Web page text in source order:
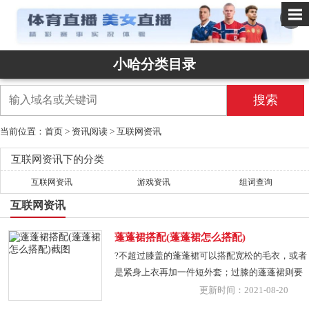
✕
小哈分类目录
搜索
当前位置： 首页 > 资讯阅读 > 互联网资讯
互联网资讯下的分类
互联网资讯 游戏资讯 组词查询
互联网资讯
蓬蓬裙搭配(蓬蓬裙怎么搭配)
?不超过膝盖的蓬蓬裙可以搭配宽松的毛衣，或者
是紧身上衣再加一件短外套；过膝的蓬蓬裙则要
搭配短上衣，或是将上衣塞进裙子里；连衣蓬蓬
更新时间：2021-08-20